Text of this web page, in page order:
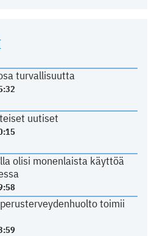
turvallisuutta
uutiset
olisi monenlaista käyttöä
toimii